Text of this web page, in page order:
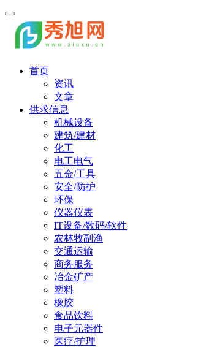
首页
资讯
文章
供求信息
机械设备
建筑/建材
化工
电工电气
五金/工具
安全/防护
环保
仪器仪表
IT设备/数码/软件
农林牧副渔
交通运输
商务服务
冶金矿产
塑料
橡胶
食品饮料
电子元器件
医疗/护理